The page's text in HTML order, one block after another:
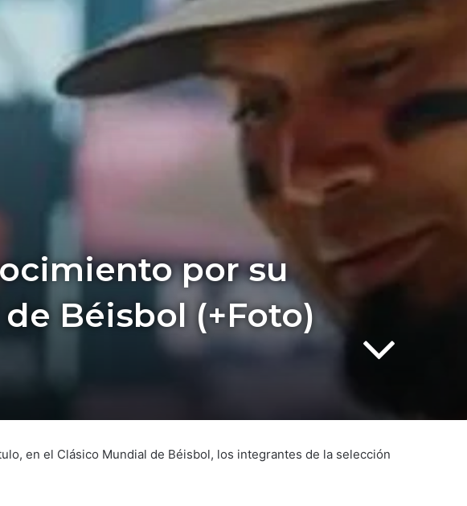
por su
Béisbol (+Foto)
en el Clásico Mundial de Béisbol, los integrantes de la selección